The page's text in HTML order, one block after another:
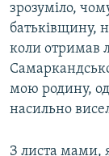
зрозуміло,
батьківщину,
коли отримав
мою родину,
насильно
З листа мами,